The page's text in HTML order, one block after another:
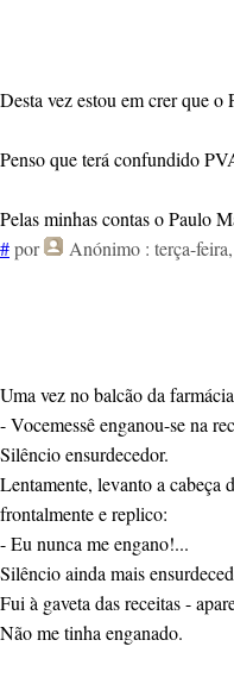
Desta vez estou em crer que o
Penso que terá confundido
Pelas minhas contas o Paulo
#por Anónimo : terça-
Uma vez no balcão da
- Vocemessê enganou-se na
Silêncio ensurdecedor.
Lentamente, levanto a cabeça
frontalmente e replico:
- Eu nunca me engano!...
Silêncio ainda mais
Fui à gaveta das receitas -
Não me tinha enganado.